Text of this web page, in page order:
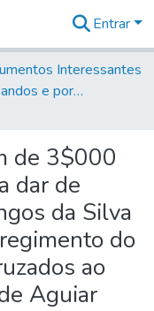
Entrar
Interessantes
Volume 12 - Bandos e portarias de Rodrigo César de Menezes
de 3$000
dar de
da Silva
do
ao
Aguiar